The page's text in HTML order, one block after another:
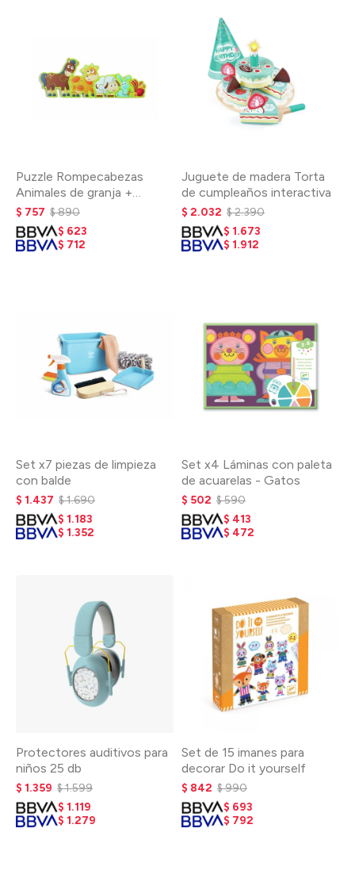
Puzzle Rompecabezas
Animales de granja +
Números
$ 757 $890
$ 623
$ 712
Juguete de madera Torta
de cumpleaños interactiva
$ 2.032 $2.390
$ 1.673
$ 1.912
Set x7 piezas de limpieza
con balde
$ 1.437 $1.690
$ 1.183
$ 1.352
Set x4 Láminas con paleta
de acuarelas - Gatos
$ 502 $590
$ 413
$ 472
Protectores auditivos para
niños 25 db
$ 1.359 $1.599
$ 1.119
$ 1.279
Set de 15 imanes para
decorar Do it yourself
$ 842 $990
$ 693
$ 792